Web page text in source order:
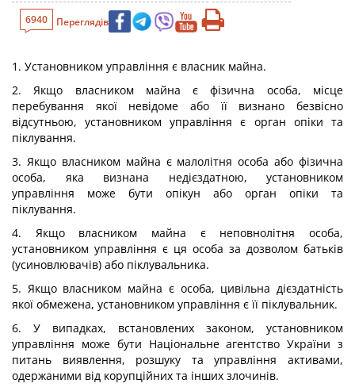
6940 Переглядів
1. Установником управління є власник майна.
2. Якщо власником майна є фізична особа, місце
перебування якої невідоме або її визнано безвісно
відсутньою, установником управління є орган опіки та
піклування.
3. Якщо власником майна є малолітня особа або фізична
особа, яка визнана недієздатною, установником
управління може бути опікун або орган опіки та
піклування.
4. Якщо власником майна є неповнолітня особа,
установником управління є ця особа за дозволом батьків
(усиновлювачів) або піклувальника.
5. Якщо власником майна є особа, цивільна дієздатність
якої обмежена, установником управління є її піклувальник.
6. У випадках, встановлених законом, установником
управління може бути Національне агентство України з
питань виявлення, розшуку та управління активами,
одержаними від корупційних та інших злочинів.